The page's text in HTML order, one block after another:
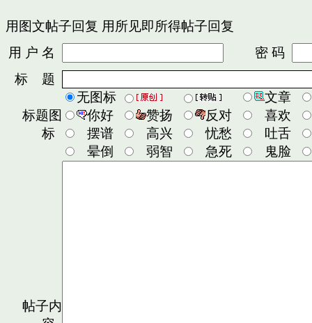
用图文帖子回复 用所见即所得帖子回复
用 户 名
密 码
标 题
标题图
标
无图标
文章
你好
赞扬 反对
喜欢
摆谱
高兴 忧愁
吐舌
晕倒
弱智 急死 鬼脸
帖子内